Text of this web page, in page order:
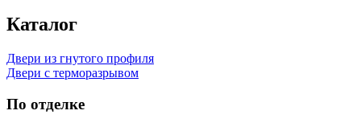
Каталог
Двери из гнутого профиля
Двери с терморазрывом
По отделке